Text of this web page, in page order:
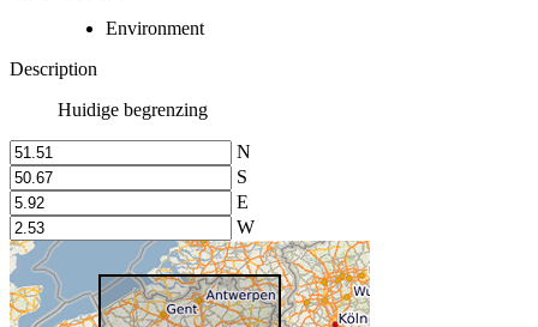
Environment
Description
Huidige begrenzing
N
S
E
W